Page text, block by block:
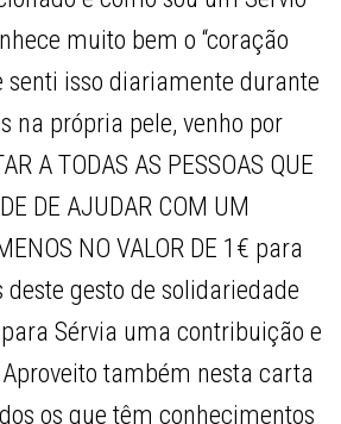
muito bem o “coração
senti isso diariamente durante
na própria pele, venho por
A TODAS AS PESSOAS QUE
DE AJUDAR COM UM
NO VALOR DE 1€ para
gesto de solidariedade
Sérvia uma contribuição e
também nesta carta
os que têm conhecimentos